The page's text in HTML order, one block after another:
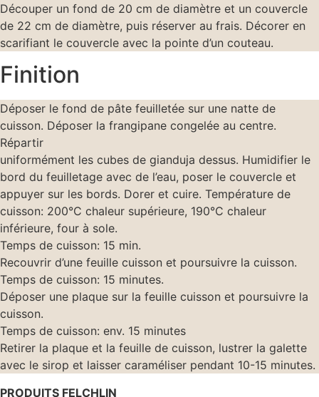
Découper un fond de 20 cm de diamètre et un couvercle
de 22 cm de diamètre, puis réserver au frais. Décorer en
scarifiant le couvercle avec la pointe d’un couteau.
Finition
Déposer le fond de pâte feuilletée sur une natte de
cuisson. Déposer la frangipane congelée au centre.
Répartir
uniformément les cubes de gianduja dessus. Humidifier le
bord du feuilletage avec de l’eau, poser le couvercle et
appuyer sur les bords. Dorer et cuire. Température de
cuisson: 200°C chaleur supérieure, 190°C chaleur
inférieure, four à sole.
Temps de cuisson: 15 min.
Recouvrir d’une feuille cuisson et poursuivre la cuisson.
Temps de cuisson: 15 minutes.
Déposer une plaque sur la feuille cuisson et poursuivre la
cuisson.
Temps de cuisson: env. 15 minutes
Retirer la plaque et la feuille de cuisson, lustrer la galette
avec le sirop et laisser caraméliser pendant 10-15 minutes.
PRODUITS FELCHLIN